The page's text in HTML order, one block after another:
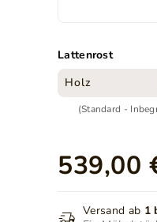
Lattenrost
Holz
(Standard -
539,00
Versand ab 1